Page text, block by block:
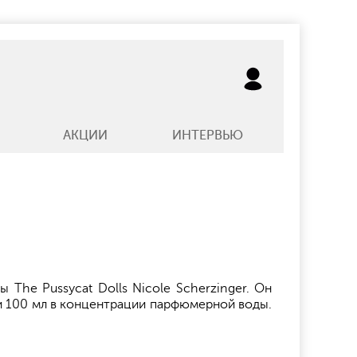
АКЦИИ ИНТЕРВЬЮ
The Pussycat Dolls Nicole Scherzinger. Он
100 мл в концентрации парфюмерной воды.